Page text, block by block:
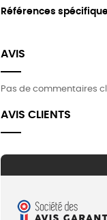
Références
AVIS
Pas de commentaires
AVIS CLIENTS